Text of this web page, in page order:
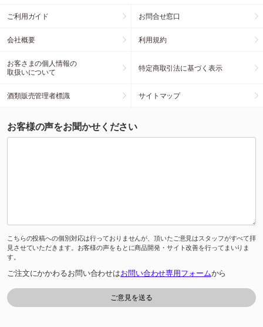
ご利用ガイド お問合せ窓口
会社概要 利用規約
お客さまの個人情報の
取扱いについて
特定商取引法に基づく表示
酒類販売管理者標識 サイトマップ
お客様の声をお聞かせください
こちらの投稿への個別対応は行っておりませんが、頂いたご意見はスタッフがすべて拝
見させていただきます。お客様の声をもとに商品開発・サイト改善を行ってまいりま
す。
ご注文にかかわるお問い合わせはお問い合わせ専用フォームから